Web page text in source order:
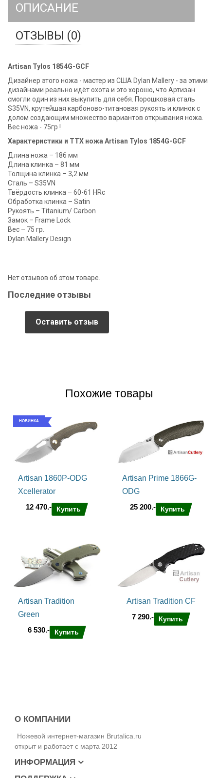
ОПИСАНИЕ
ОТЗЫВЫ (0)
Artisan Tylos 1854G-GCF
Дизайнер этого ножа - мастер из США Dylan Mallery - за этими
дизайнами реально идёт охота и это хорошо, что Артизан
смогли один из них выкупить для себя. Порошковая сталь
S35VN, крутейшая карбоново-титановая рукоять и клинок с
долом создающим множество вариантов открывания ножа.
Вес ножа - 75гр !
Характеристики и ТТХ ножа Artisan Tylos 1854G-GCF
Длина ножа – 186 мм
Длина клинка – 81 мм
Толщина клинка – 3,2 мм
Сталь – S35VN
Твёрдость клинка – 60-61 HRc
Обработка клинка – Satin
Рукоять – Titanium/ Carbon
Замок – Frame Lock
Вес – 75 гр.
Dylan Mallery Design
Нет отзывов об этом товаре.
Последние отзывы
Оставить отзыв
Похожие товары
НОВИНКА
Artisan 1860P-ODG
Xcellerator
12 470.-
Купить
Artisan Prime 1866G-
ODG
25 200.-
Купить
Artisan Tradition
Green
6 530.-
Купить
Artisan Tradition CF
7 290.-
Купить
О КОМПАНИИ
Ножевой интернет-магазин Brutalica.ru
открыт и работает с марта 2012
ИНФОРМАЦИЯ